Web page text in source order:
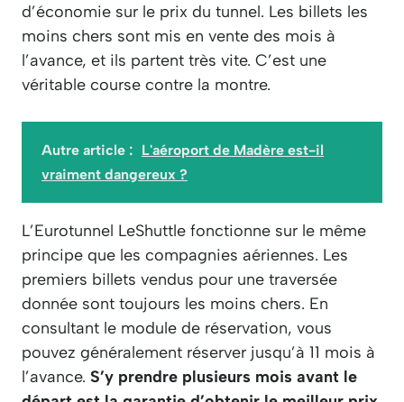
d’économie sur le prix du tunnel. Les billets les
moins chers sont mis en vente des mois à
l’avance, et ils partent très vite. C’est une
véritable course contre la montre.
Autre article : L'aéroport de Madère est-il
vraiment dangereux ?
L’Eurotunnel LeShuttle fonctionne sur le même
principe que les compagnies aériennes. Les
premiers billets vendus pour une traversée
donnée sont toujours les moins chers. En
consultant le module de réservation, vous
pouvez généralement réserver jusqu’à 11 mois à
l’avance. S’y prendre plusieurs mois avant le